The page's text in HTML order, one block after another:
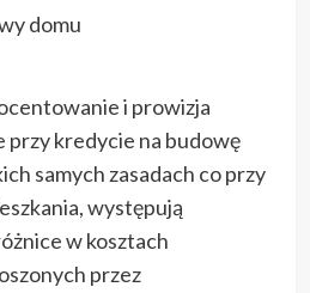
domu
i prowizja
przy kredycie na budowę
samych zasadach co przy
występują
w kosztach
przez